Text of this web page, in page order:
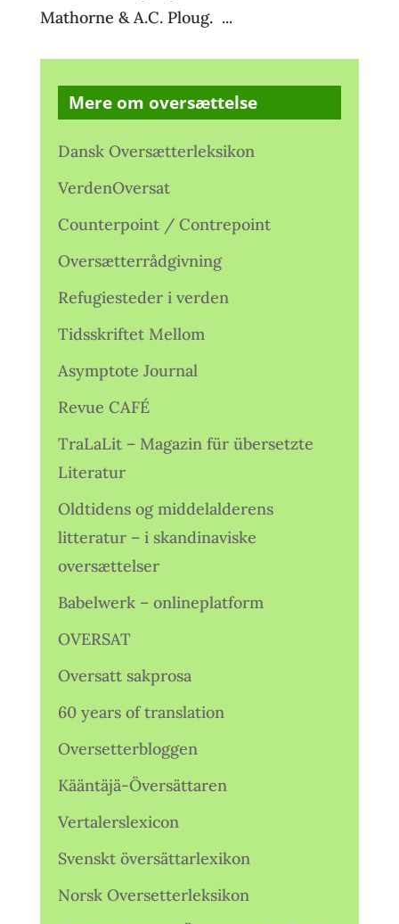
Mathorne & A.C. Ploug. ...
Mere om oversættelse
Dansk Oversætterleksikon
VerdenOversat
Counterpoint / Contrepoint
Oversætterrådgivning
Refugiesteder i verden
Tidsskriftet Mellom
Asymptote Journal
Revue CAFÉ
TraLaLit – Magazin für übersetzte
Literatur
Oldtidens og middelalderens
litteratur – i skandinaviske
oversættelser
Babelwerk – onlineplatform
OVERSAT
Oversatt sakprosa
60 years of translation
Oversetterbloggen
Kääntäjä-Översättaren
Vertalerslexicon
Svenskt översättarlexikon
Norsk Oversetterleksikon